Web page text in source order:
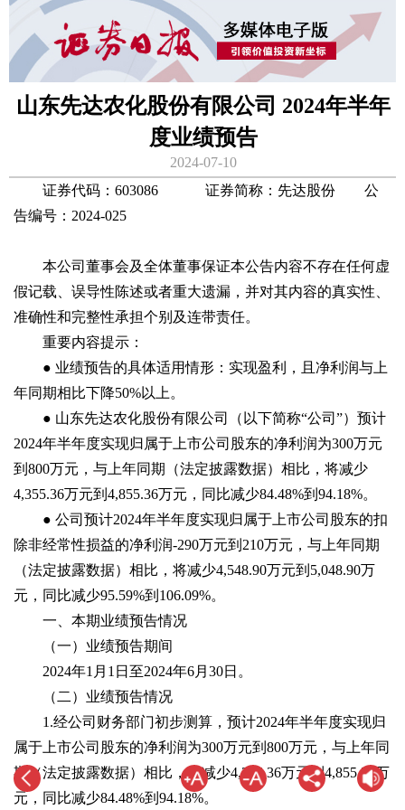
山东先达农化股份有限公司 2024年半年
度业绩预告
2024-07-10
证券代码：603086 证券简称：先达股份 公
告编号：2024-025
本公司董事会及全体董事保证本公告内容不存在任何虚
假记载、误导性陈述或者重大遗漏，并对其内容的真实性、
准确性和完整性承担个别及连带责任。
重要内容提示：
● 业绩预告的具体适用情形：实现盈利，且净利润与上
年同期相比下降50%以上。
● 山东先达农化股份有限公司（以下简称“公司”）预计
2024年半年度实现归属于上市公司股东的净利润为300万元
到800万元，与上年同期（法定披露数据）相比，将减少
4,355.36万元到4,855.36万元，同比减少84.48%到94.18%。
● 公司预计2024年半年度实现归属于上市公司股东的扣
除非经常性损益的净利润-290万元到210万元，与上年同期
（法定披露数据）相比，将减少4,548.90万元到5,048.90万
元，同比减少95.59%到106.09%。
一、本期业绩预告情况
（一）业绩预告期间
2024年1月1日至2024年6月30日。
（二）业绩预告情况
1.经公司财务部门初步测算，预计2024年半年度实现归
属于上市公司股东的净利润为300万元到800万元，与上年同
期（法定披露数据）相比，将减少4,355.36万元到4,855.36万
元，同比减少84.48%到94.18%。